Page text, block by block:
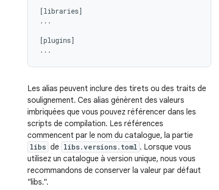
[libraries]
...
[plugins]
Les alias peuvent inclure des tirets ou des traits de
soulignement. Ces alias génèrent des valeurs
imbriquées que vous pouvez référencer dans les
scripts de compilation. Les références
commencent par le nom du catalogue, la partie
libs de libs.versions.toml . Lorsque vous
utilisez un catalogue à version unique, nous vous
recommandons de conserver la valeur par défaut
"libs.".